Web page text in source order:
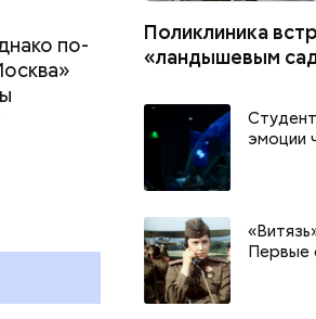
День качания на качелях и
День шампанского: какие
праздники отмечают в
и мире 4 августа
по-
Поликлиника
«ландышевым
эмоции
Первые